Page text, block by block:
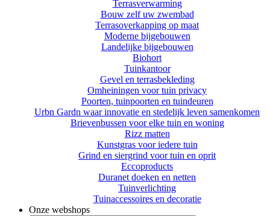
Terrasverwarming
Bouw zelf uw zwembad
Terrasoverkapping op maat
Moderne bijgebouwen
Landelijke bijgebouwen
Biohort
Tuinkantoor
Gevel en terrasbekleding
Omheiningen voor tuin privacy
Poorten, tuinpoorten en tuindeuren
Urbn Gardn waar innovatie en stedelijk leven samenkomen
Brievenbussen voor elke tuin en woning
Rizz matten
Kunstgras voor iedere tuin
Grind en siergrind voor tuin en oprit
Eccoproducts
Duranet doeken en netten
Tuinverlichting
Tuinaccessoires en decoratie
Onze webshops